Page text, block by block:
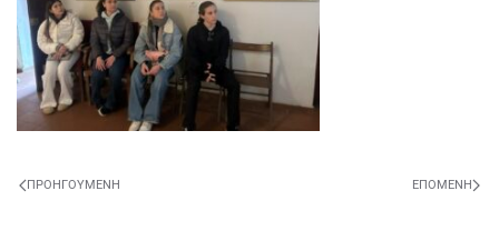
ΠΡΟΗΓΟΎΜΕΝΗ ΕΠΌΜΕΝΗ